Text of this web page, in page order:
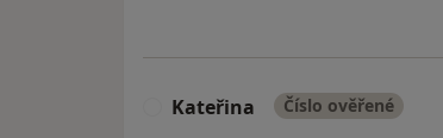
Kateřina Číslo ověřené